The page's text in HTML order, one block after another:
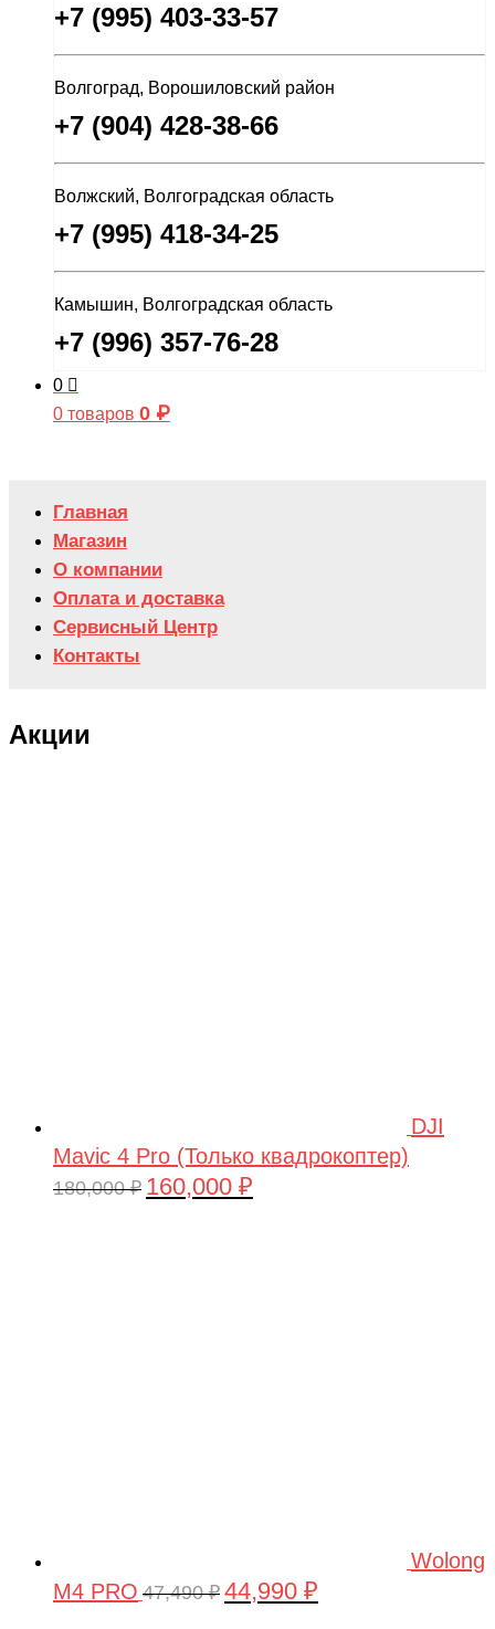
+7 (995) 403-33-57
Волгоград, Ворошиловский район
+7 (904) 428-38-66
Волжский, Волгоградская область
+7 (995) 418-34-25
Камышин, Волгоградская область
+7 (996) 357-76-28
0
0 товаров 0 ₽
Главная
Магазин
О компании
Оплата и доставка
Сервисный Центр
Контакты
Акции
DJI
Mavic 4 Pro (Только квадрокоптер)
180,000₽ Первоначальная
160,000 ₽
Wolong
M4 PRO 47,490₽ Первоначальная
44,990 ₽